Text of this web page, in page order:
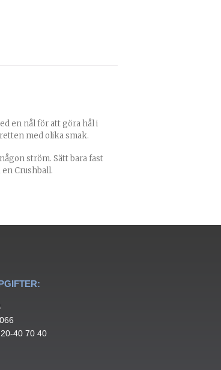
en nål för att göra hål i
med olika smak.
ström. Sätt bara fast
Crushball.
40 70 40